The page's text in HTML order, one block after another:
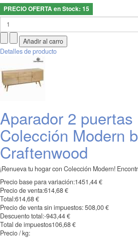
PRECIO OFERTA en Stock: 15
Detalles de producto
Aparador 2 puertas
Colección Modern
Craftenwood
¡Renueva tu hogar con Colección Modern!
Precio base para variación:1451,44 €
Precio de venta:614,68 €
Total:614,68 €
Precio de venta sin impuestos:508,00 €
Descuento total:-943,44 €
Total de impuestos106,68 €
Precio / kg: